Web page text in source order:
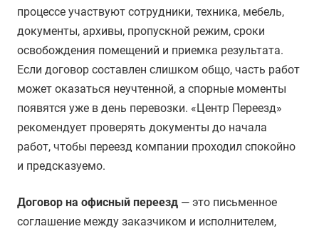
процессе участвуют сотрудники, техника, мебель,
документы, архивы, пропускной режим, сроки
освобождения помещений и приемка результата.
Если договор составлен слишком общо, часть работ
может оказаться неучтенной, а спорные моменты
появятся уже в день перевозки. «Центр Переезд»
рекомендует проверять документы до начала
работ, чтобы переезд компании проходил спокойно
и предсказуемо.
Договор на офисный переезд — это письменное
соглашение между заказчиком и исполнителем,